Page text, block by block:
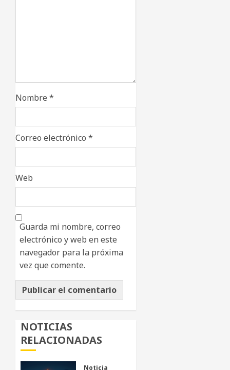
Nombre *
Correo electrónico *
Web
Guarda mi nombre, correo
electrónico y web en este
navegador para la próxima
vez que comente.
NOTICIAS
RELACIONADAS
Noticia